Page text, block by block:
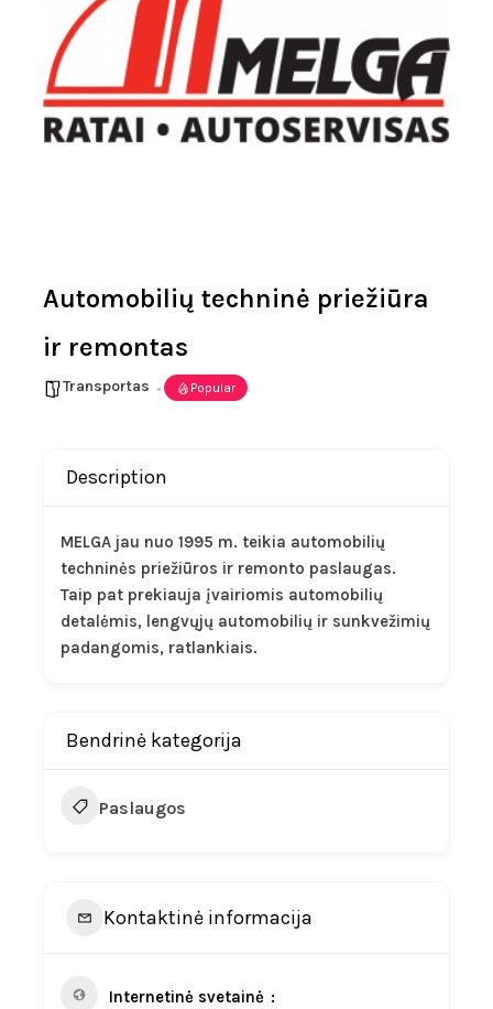
Automobilių techninė priežiūra
ir remontas
Transportas Popular
Description
MELGA jau nuo 1995 m. teikia automobilių
techninės priežiūros ir remonto paslaugas.
Taip pat prekiauja įvairiomis automobilių
detalėmis, lengvųjų automobilių ir sunkvežimių
padangomis, ratlankiais.
Bendrinė kategorija
Paslaugos
Kontaktinė informacija
Internetinė svetainė